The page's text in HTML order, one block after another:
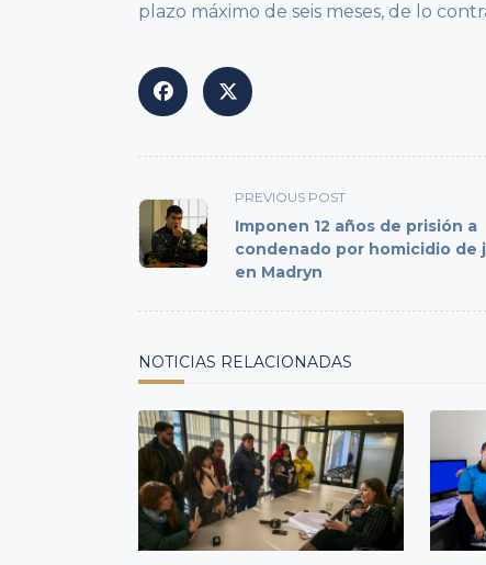
plazo máximo de seis meses, de lo
<span
class="nav-
subtitle
screen-
PREVIOUS POST
Imponen 12 años de prisión a
condenado por homicidio de
en Madryn
NOTICIAS RELACIONADAS